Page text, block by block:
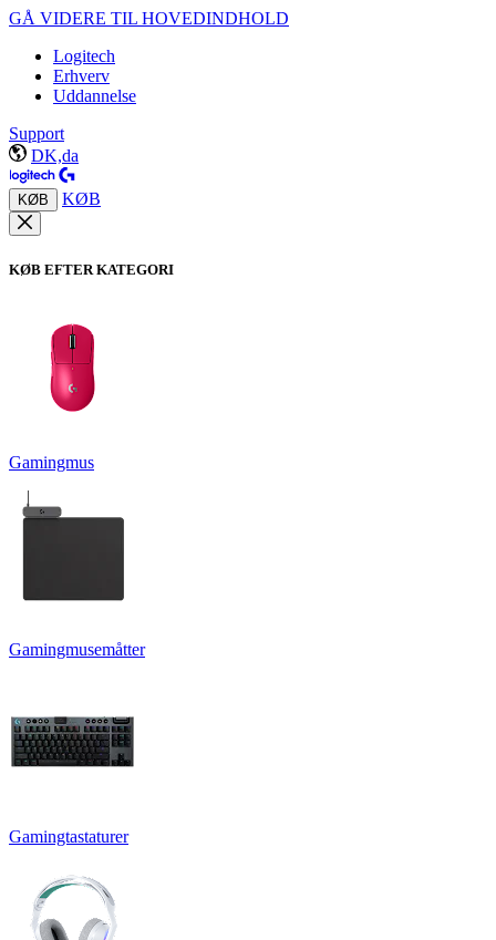
GÅ VIDERE TIL HOVEDINDHOLD
Logitech
Erhverv
Uddannelse
Support
DK,da
KØB KØB
KØB EFTER KATEGORI
Gamingmus
Gamingmusemåtter
Gamingtastaturer